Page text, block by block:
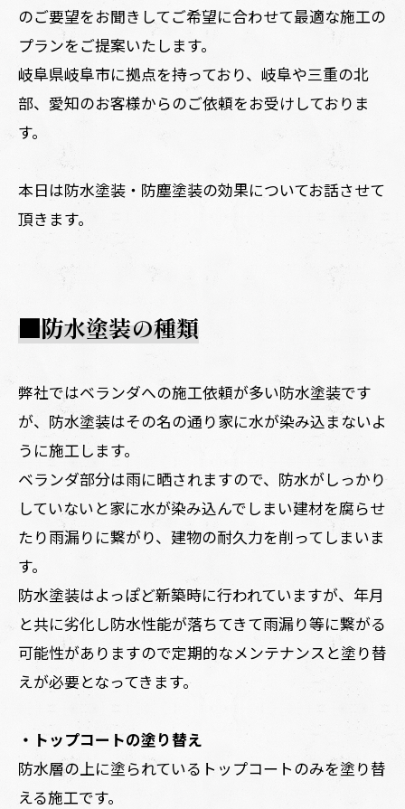
のご要望をお聞きしてご希望に合わせて最適な施工の
プランをご提案いたします。
岐阜県岐阜市に拠点を持っており、岐阜や三重の北
部、愛知のお客様からのご依頼をお受けしておりま
す。
本日は防水塗装・防塵塗装の効果についてお話させて
頂きます。
■防水塗装の種類
弊社ではベランダへの施工依頼が多い防水塗装です
が、防水塗装はその名の通り家に水が染み込まないよ
うに施工します。
ベランダ部分は雨に晒されますので、防水がしっかり
していないと家に水が染み込んでしまい建材を腐らせ
たり雨漏りに繋がり、建物の耐久力を削ってしまいま
す。
防水塗装はよっぽど新築時に行われていますが、年月
と共に劣化し防水性能が落ちてきて雨漏り等に繋がる
可能性がありますので定期的なメンテナンスと塗り替
えが必要となってきます。
・トップコートの塗り替え
防水層の上に塗られているトップコートのみを塗り替
える施工です。